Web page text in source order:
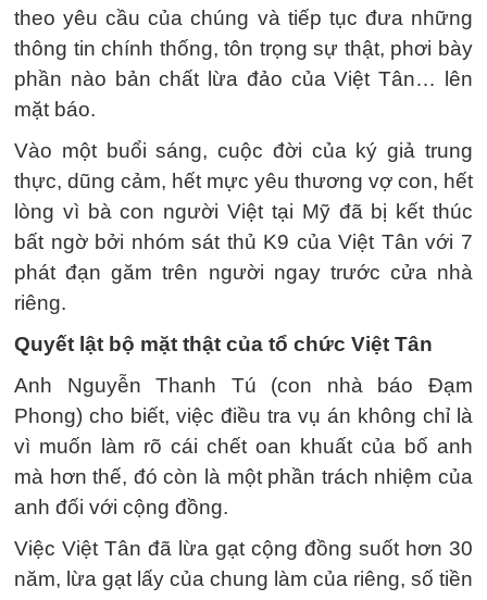
theo yêu cầu của chúng và tiếp tục đưa những
thông tin chính thống, tôn trọng sự thật, phơi bày
phần nào bản chất lừa đảo của Việt Tân… lên
mặt báo.
Vào một buổi sáng, cuộc đời của ký giả trung
thực, dũng cảm, hết mực yêu thương vợ con, hết
lòng vì bà con người Việt tại Mỹ đã bị kết thúc
bất ngờ bởi nhóm sát thủ K9 của Việt Tân với 7
phát đạn găm trên người ngay trước cửa nhà
riêng.
Quyết lật bộ mặt thật của tổ chức Việt Tân
Anh Nguyễn Thanh Tú (con nhà báo Đạm
Phong) cho biết, việc điều tra vụ án không chỉ là
vì muốn làm rõ cái chết oan khuất của bố anh
mà hơn thế, đó còn là một phần trách nhiệm của
anh đối với cộng đồng.
Việc Việt Tân đã lừa gạt cộng đồng suốt hơn 30
năm, lừa gạt lấy của chung làm của riêng, số tiền